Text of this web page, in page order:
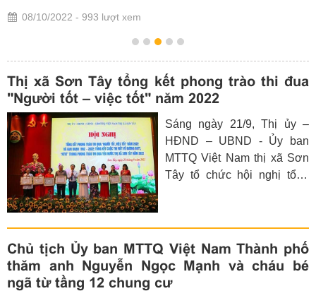
08/10/2022 - 993 lượt xem
Thị xã Sơn Tây tổng kết phong trào thi đua
"Người tốt – việc tốt" năm 2022
Sáng ngày 21/9, Thị ủy –
HĐND – UBND - Ủy ban
MTTQ Việt Nam thị xã Sơn
Tây tổ chức hội nghị tổng
2022 và giai đoạn 1992-
2022; tổng kết Cuộc thi viết
về gương điển hình tiên tiến,
Người tốt việc tốt trong
Chủ tịch Ủy ban MTTQ Việt Nam Thành phố
thăm anh Nguyễn Ngọc Mạnh và cháu bé
ngã từ tầng 12 chung cư